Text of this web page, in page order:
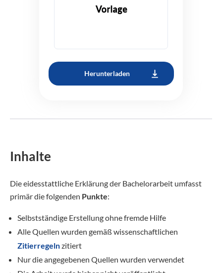
Herunterladen
Inhalte
Die eidesstattliche Erklärung der Bachelorarbeit umfasst
primär die folgenden Punkte:
Selbstständige Erstellung ohne fremde Hilfe
Alle Quellen wurden gemäß wissenschaftlichen
Zitierregelnzitiert
Nur die angegebenen Quellen wurden verwendet